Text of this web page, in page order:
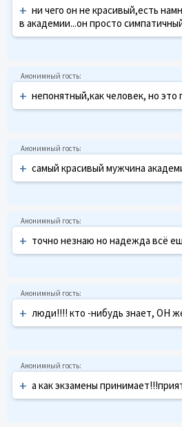
+ ни чего он не красивый,есть
в академии...он просто
+ непонятный,как человек, но это
+ самый красивый мужчина
+ точно незнаю но надежда всё
+ люди!!!! кто -нибудь знает, ОН
+ а как экзамены